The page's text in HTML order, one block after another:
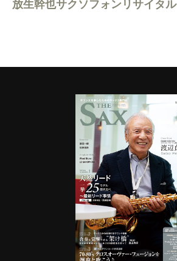
放生幹也サクソフォンリサイタル